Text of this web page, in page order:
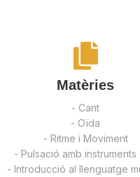
Matèries
- Cant
- Oïda
- Ritme i Moviment
- Pulsació amb instruments
- Introducció al llenguatge